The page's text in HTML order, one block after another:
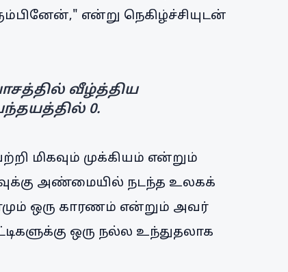
என்று நெகிழ்ச்சியுடன்
வீழ்த்திய
0.
மிகவும் முக்கியம் என்றும்
அண்மையில் நடந்த உலகக்
ஒரு காரணம் என்றும் அவர்
ஒரு நல்ல உந்துதலாக